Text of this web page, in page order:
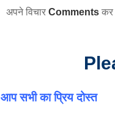
अपने विचार Commentsकर
आप सभी का प्रिय दोस्त